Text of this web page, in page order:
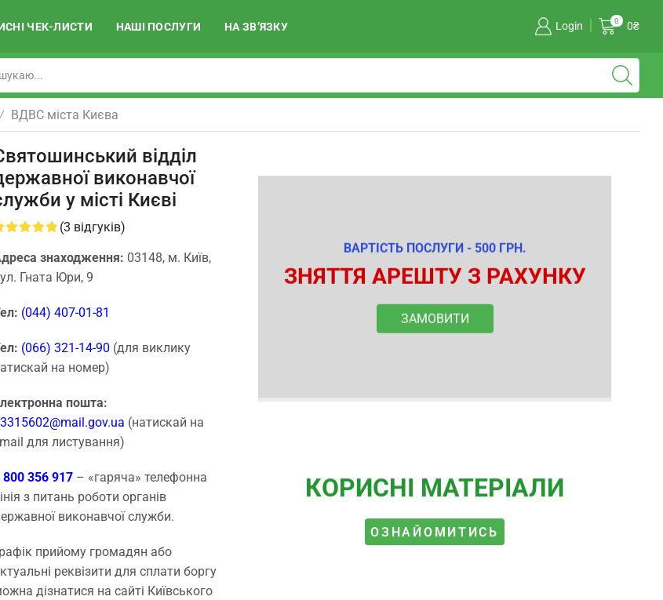
ЧЕК-ЛИСТИ НАШІ ПОСЛУГИ НА ЗВ’ЯЗКУ Login 0 0₴
ВДВС міста Києва
відділ
виконавчої
у місті Києві
(3 відгуків)
знаходження: 03148, м. Київ,
Гната Юри, 9
(044) 407-01-81
(066) 321-14-90 (для виклику
на номер)
пошта:
(натискай на
для листування)
800 356 917– «гаряча» телефонна
з питань роботи органів
виконавчої служби.
прийому громадян або
реквізити для сплати боргу
дізнатися на сайті Київського
ВАРТІСТЬ ПОСЛУГИ - 500 ГРН.
ЗНЯТТЯ АРЕШТУ З РАХУНКУ
ЗАМОВИТИ
КОРИСНІ МАТЕРІАЛИ
ОЗНАЙОМИТИСЬ